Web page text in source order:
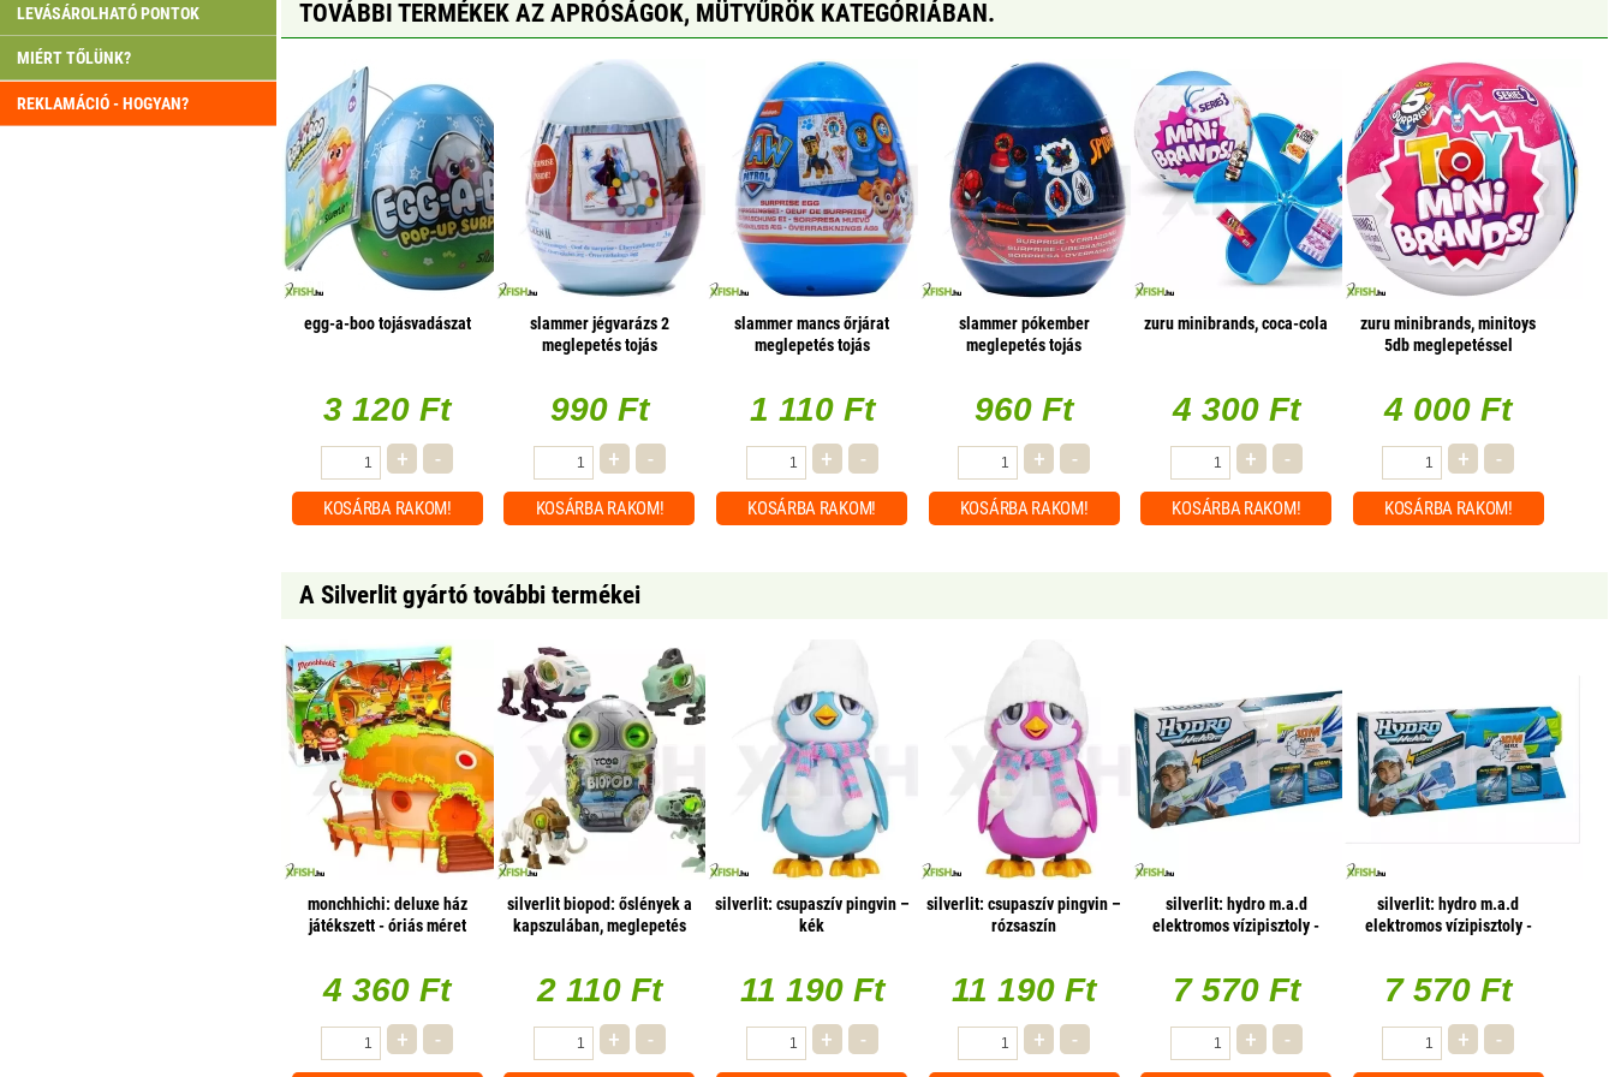
LEVÁSÁROLHATÓ PONTOK
MIÉRT TŐLÜNK?
REKLAMÁCIÓ - HOGYAN?
TOVÁBBI TERMÉKEK AZ APRÓSÁGOK, MÜTYŰRÖK KATEGÓRIÁBAN.
egg-a-boo tojásvadászat
3 120 Ft
+ -
KOSÁRBA RAKOM!
slammer jégvarázs 2
meglepetés tojás
990 Ft
+ -
KOSÁRBA RAKOM!
slammer mancs őrjárat
meglepetés tojás
1 110 Ft
+ -
KOSÁRBA RAKOM!
slammer pókember
meglepetés tojás
960 Ft
+ -
KOSÁRBA RAKOM!
zuru minibrands, coca-cola
4 300 Ft
+ -
KOSÁRBA RAKOM!
zuru minibrands, minitoys
5db meglepetéssel
4 000 Ft
+ -
KOSÁRBA RAKOM!
A Silverlit gyártó további termékei
monchhichi: deluxe ház
játékszett - óriás méret
4 360 Ft
+ -
silverlit biopod: őslények a
kapszulában, meglepetés
2 110 Ft
+ -
silverlit: csupaszív pingvin –
kék
11 190 Ft
+ -
silverlit: csupaszív pingvin –
rózsaszín
11 190 Ft
+ -
silverlit: hydro m.a.d
elektromos vízipisztoly -
7 570 Ft
+ -
silverlit: hydro m.a.d
elektromos vízipisztoly -
7 570 Ft
+ -